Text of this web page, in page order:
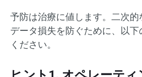
予防は治療に値します。二次
データ損失を防ぐために、以
ください。